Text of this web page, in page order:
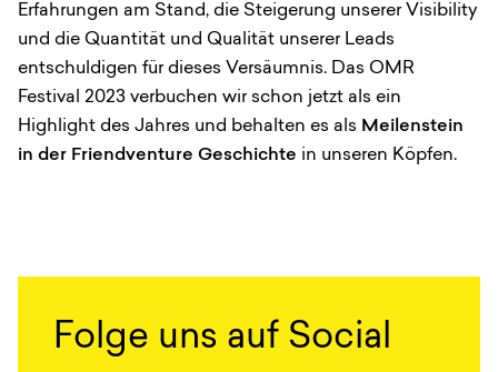
Erfahrungen am Stand, die Steigerung unserer Visibility
und die Quantität und Qualität unserer Leads
entschuldigen für dieses Versäumnis. Das OMR
Festival 2023 verbuchen wir schon jetzt als ein
Highlight des Jahres und behalten es als Meilenstein
in der Friendventure Geschichte in unseren Köpfen.
Folge uns auf Social